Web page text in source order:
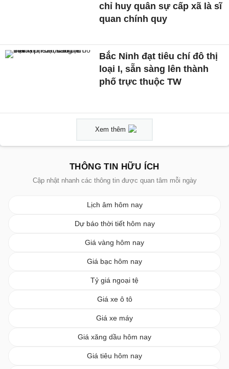
chỉ huy quân sự cấp xã là sĩ
quan chính quy
Bắc Ninh đạt tiêu chí đô thị
loại I, sẵn sàng lên thành
phố trực thuộc TW
Xem thêm
THÔNG TIN HỮU ÍCH
Cập nhật nhanh các thông tin được quan tâm mỗi ngày
Lịch âm hôm nay
Dự báo thời tiết hôm nay
Giá vàng hôm nay
Giá bạc hôm nay
Tỷ giá ngoại tệ
Giá xe ô tô
Giá xe máy
Giá xăng dầu hôm nay
Giá tiêu hôm nay